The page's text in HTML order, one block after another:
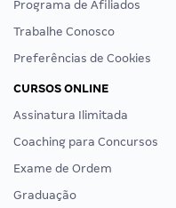
Programa de Afiliados
Trabalhe Conosco
Preferências de Cookies
CURSOS ONLINE
Assinatura Ilimitada
Coaching para Concursos
Exame de Ordem
Graduação